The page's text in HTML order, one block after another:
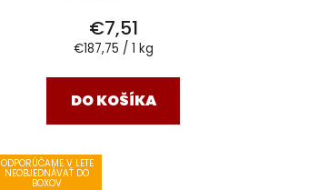
€7,51
Jednotková
€187,75 / 1 kg
DO KOŠÍKA
ODPORÚČAME V LETE
NEOBJEDNÁVAŤ DO
BOXOV